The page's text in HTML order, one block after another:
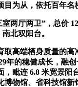
为从，依托百年名
厅两卫”，总价
北双阳台。
端栖身质量的高
年的稳健成长，融
毗连 6.8 米宽景
物馆、省科技馆